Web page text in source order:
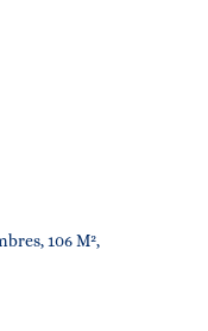
106 M²,